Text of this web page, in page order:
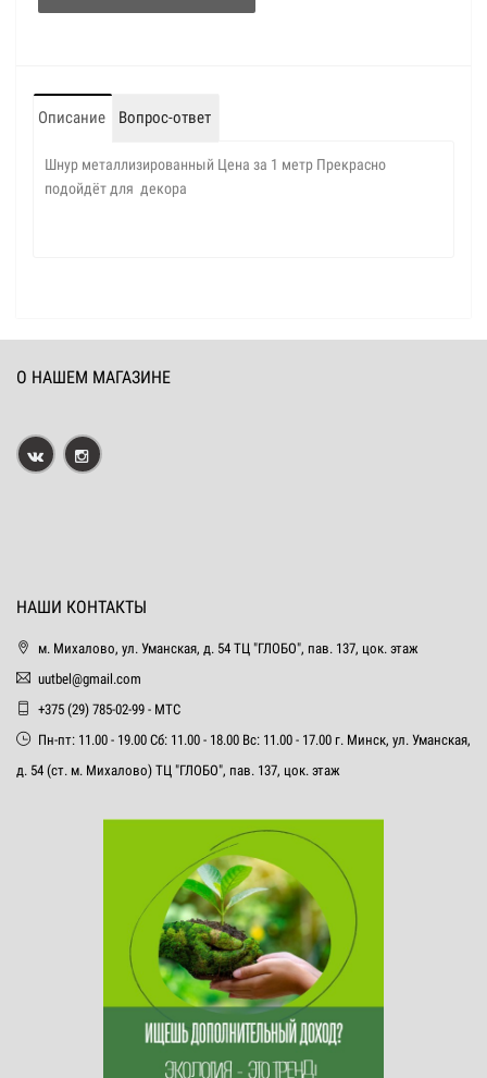
Описание Вопрос-ответ
Шнур металлизированный Цена за 1 метр Прекрасно
подойдёт для декора
О НАШЕМ МАГАЗИНЕ
НАШИ КОНТАКТЫ
м. Михалово, ул. Уманская, д. 54 ТЦ "ГЛОБО", пав. 137, цок. этаж
uutbel@gmail.com
+375 (29) 785-02-99 - МТС
Пн-пт: 11.00 - 19.00 Сб: 11.00 - 18.00 Вс: 11.00 - 17.00 г. Минск, ул. Уманская,
д. 54 (ст. м. Михалово) ТЦ "ГЛОБО", пав. 137, цок. этаж